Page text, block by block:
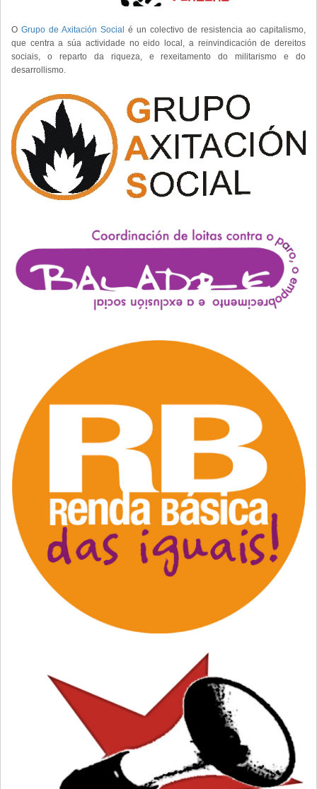
O Grupo de Axitación Social é un colectivo de resistencia ao capitalismo,
que centra a súa actividade no eido local, a reinvindicación de dereitos
sociais, o reparto da riqueza, e rexeitamento do militarismo e do
desarrollismo.